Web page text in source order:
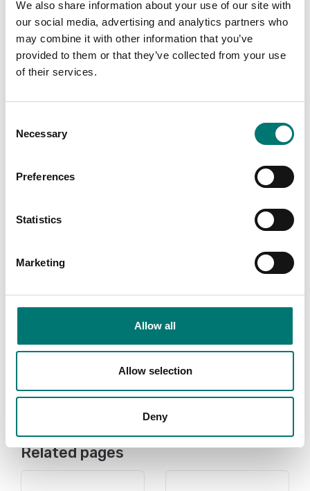
We also share information about your use of our site with
our social media, advertising and analytics partners who
may combine it with other information that you’ve
provided to them or that they’ve collected from your use
of their services.
Selection
Necessary
Preferences
Statistics
Marketing
Allow all
Allow selection
Deny
Är tillbehör till
Lastceller Lastceller
Lastcells kabel
Pris från: 38 kr
Related pages